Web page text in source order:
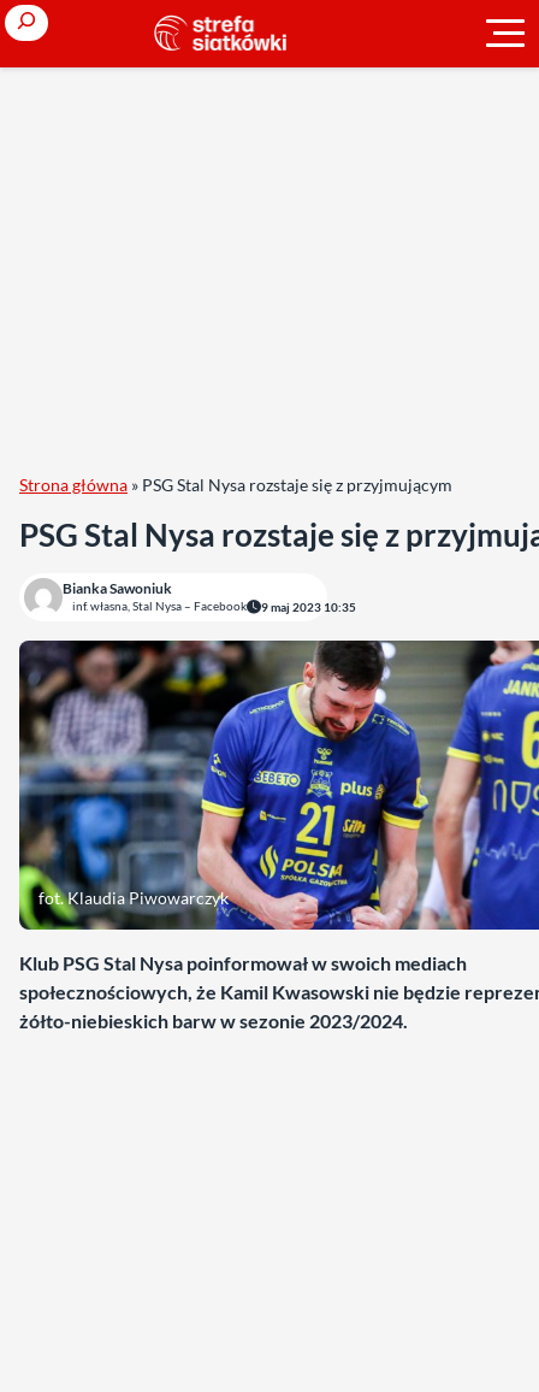
Search
Strona główna » PSG Stal Nysa rozstaje się z przyjmującym
PSG Stal Nysa rozstaje się z
Bianka Sawoniuk
inf. własna, Stal Nysa – Facebook 9 maj 2023 10:35
fot. Klaudia Piwowarczyk
Klub PSG Stal Nysa poinformował w swoich mediach
społecznościowych, że Kamil Kwasowski nie będzie
żółto-niebieskich barw w sezonie 2023/2024.